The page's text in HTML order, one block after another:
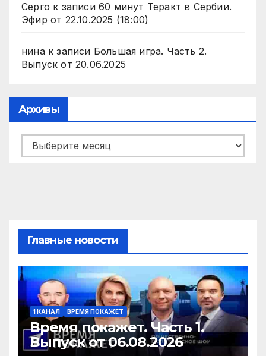
Серго к записи 60 минут Теракт в Сербии.
Эфир от 22.10.2025 (18:00)
нинак записи Большая игра. Часть 2.
Выпуск от 20.06.2025
Архивы
Архивы
Главные новости
1 КАНАЛ ВРЕМЯ ПОКАЖЕТ
Время покажет. Часть 1.
Выпуск от 06.08.2026